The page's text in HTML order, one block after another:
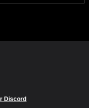
Discord